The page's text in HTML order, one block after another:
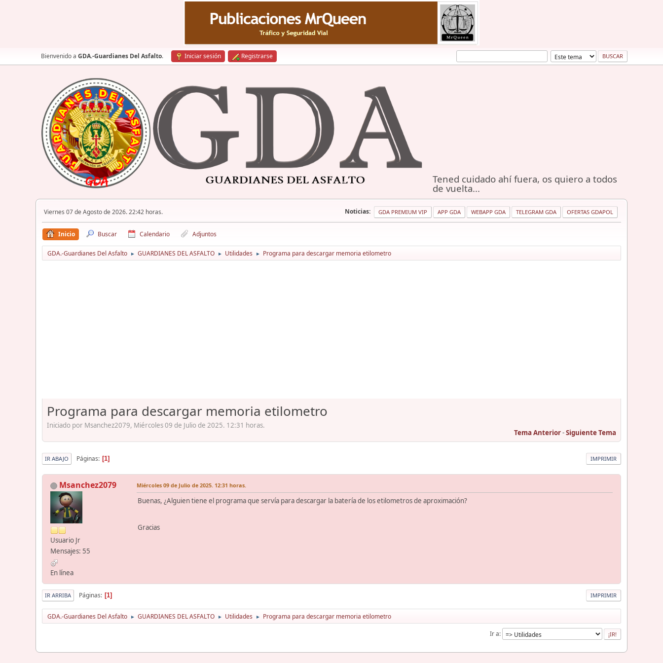
Bienvenido a GDA.-Guardianes Del Asfalto. Iniciar sesión Registrarse
Tened cuidado ahí fuera, os quiero a todos
de vuelta...
Viernes 07 de Agosto de 2026. 22:42 horas. Noticias: GDA PREMIUM VIP APP GDA WEBAPP GDA TELEGRAM GDA OFERTAS GDAPOL
Inicio Buscar Calendario Adjuntos
GDA.-Guardianes Del Asfalto ► GUARDIANES DEL ASFALTO ► Utilidades ► Programa para descargar memoria etilometro
Programa para descargar memoria etilometro
Iniciado por Msanchez2079, Miércoles 09 de Julio de 2025. 12:31 horas.
Tema Anterior-Siguiente Tema
IMPRIMIR
IR ABAJO Páginas 1
Msanchez2079
Usuario Jr
Mensajes: 55
En línea
Miércoles 09 de Julio de 2025. 12:31 horas.
Buenas, ¿Alguien tiene el programa que servía para descargar la batería de los etilometros de aproximación?
Gracias
IMPRIMIR
IR ARRIBA Páginas 1
GDA.-Guardianes Del Asfalto ► GUARDIANES DEL ASFALTO ► Utilidades ► Programa para descargar memoria etilometro
Ir a